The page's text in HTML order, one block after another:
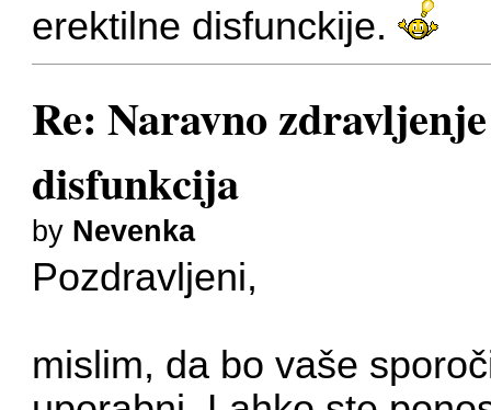
erektilne disfunckije.
Re: Naravno
disfunkcija
by Nevenka
Pozdravljeni,
mislim, da bo vaše